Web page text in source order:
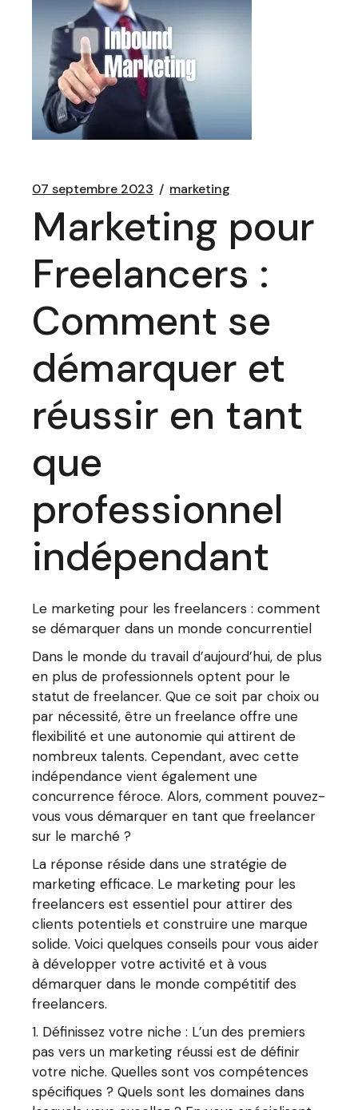
07 septembre 2023 marketing
Marketing pour
Freelancers :
Comment se
démarquer et
réussir en tant
que
professionnel
indépendant
Le marketing pour les freelancers : comment
se démarquer dans un monde concurrentiel
Dans le monde du travail d’aujourd’hui, de plus
en plus de professionnels optent pour le
statut de freelancer. Que ce soit par choix ou
par nécessité, être un freelance offre une
flexibilité et une autonomie qui attirent de
nombreux talents. Cependant, avec cette
indépendance vient également une
concurrence féroce. Alors, comment pouvez-
vous vous démarquer en tant que freelancer
sur le marché ?
La réponse réside dans une stratégie de
marketing efficace. Le marketing pour les
freelancers est essentiel pour attirer des
clients potentiels et construire une marque
solide. Voici quelques conseils pour vous aider
à développer votre activité et à vous
démarquer dans le monde compétitif des
freelancers.
Définissez votre niche : L’un des premiers
pas vers un marketing réussi est de définir
votre niche. Quelles sont vos compétences
spécifiques ? Quels sont les domaines dans